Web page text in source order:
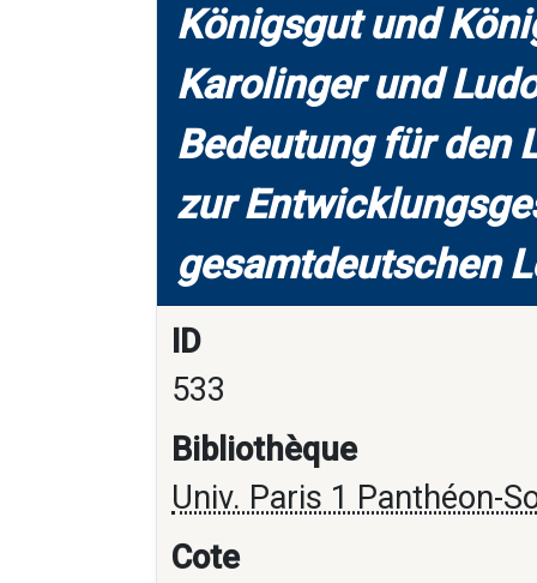
Königsgut und
Karolinger und
Bedeutung für den
zur
gesamtdeutschen
ID
533
Bibliothèque
Univ. Paris 1 Panthéon-
Cote